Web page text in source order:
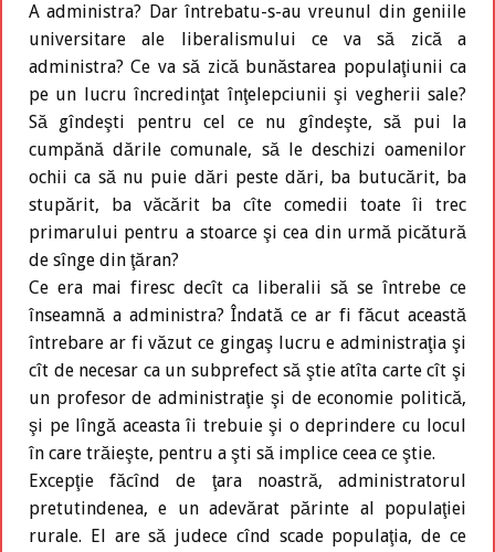
A administra? Dar întrebatu-s-au vreunul din geniile
universitare ale liberalismului ce va să zică a
administra? Ce va să zică bunăstarea populaţiunii ca
pe un lucru încredinţat înţelepciunii şi vegherii sale?
Să gîndeşti pentru cel ce nu gîndeşte, să pui la
cumpănă dările comunale, să le deschizi oamenilor
ochii ca să nu puie dări peste dări, ba butucărit, ba
stupărit, ba văcărit ba cîte comedii toate îi trec
primarului pentru a stoarce şi cea din urmă picătură
de sînge din ţăran?
Ce era mai firesc decît ca liberalii să se întrebe ce
înseamnă a administra? Îndată ce ar fi făcut această
întrebare ar fi văzut ce gingaş lucru e administraţia şi
cît de necesar ca un subprefect să ştie atîta carte cît şi
un profesor de administraţie şi de economie politică,
şi pe lîngă aceasta îi trebuie şi o deprindere cu locul
în care trăieşte, pentru a şti să implice ceea ce ştie.
Excepţie făcînd de ţara noastră, administratorul
pretutindenea, e un adevărat părinte al populaţiei
rurale. El are să judece cînd scade populaţia, de ce